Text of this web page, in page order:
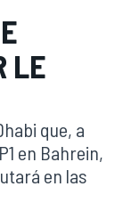
LE
que, a
en Bahrein,
en las